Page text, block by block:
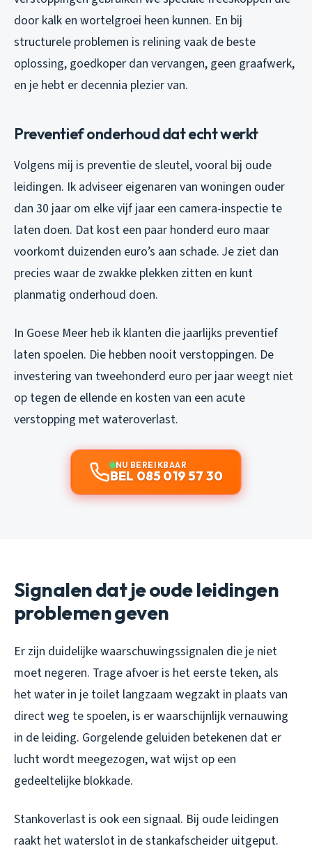
door kalk en wortelgroei heen kunnen. En bij
structurele problemen is relining vaak de beste
oplossing, goedkoper dan vervangen, geen graafwerk,
en je hebt er decennia plezier van.
Preventief onderhoud dat echt werkt
Volgens mij is preventie de sleutel, vooral bij oude
leidingen. Ik adviseer eigenaren van woningen ouder
dan 30 jaar om elke vijf jaar een camera-inspectie te
laten doen. Dat kost een paar honderd euro maar
voorkomt duizenden euro’s aan schade. Je ziet dan
precies waar de zwakke plekken zitten en kunt
planmatig onderhoud doen.
In Goese Meer heb ik klanten die jaarlijks preventief
laten spoelen. Die hebben nooit verstoppingen. De
investering van tweehonderd euro per jaar weegt niet
op tegen de ellende en kosten van een acute
verstopping met wateroverlast.
NU BEREIKBAAR
BEL 085 019 57 30
Signalen dat je oude leidingen
problemen geven
Er zijn duidelijke waarschuwingssignalen die je niet
moet negeren. Trage afvoer is het eerste teken, als
het water in je toilet langzaam wegzakt in plaats van
direct weg te spoelen, is er waarschijnlijk vernauwing
in de leiding. Gorgelende geluiden betekenen dat er
lucht wordt meegezogen, wat wijst op een
gedeeltelijke blokkade.
Stankoverlast is ook een signaal. Bij oude leidingen
raakt het waterslot in de stankafscheider uitgeput.